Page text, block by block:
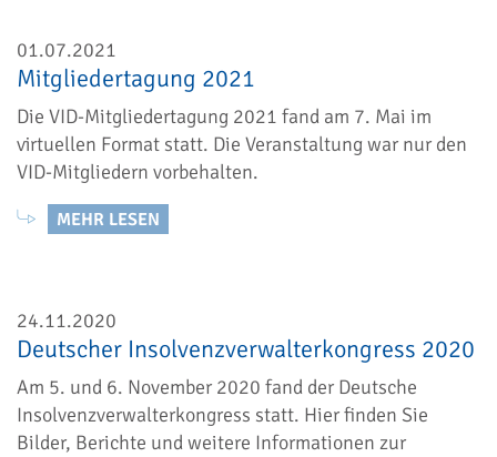
01.07.2021
Mitgliedertagung 2021
Die VID-Mitgliedertagung 2021 fand am 7. Mai im
virtuellen Format statt. Die Veranstaltung war nur den
VID-Mitgliedern vorbehalten.
MEHR LESEN
24.11.2020
Deutscher Insolvenzverwalterkongress 2020
Am 5. und 6. November 2020 fand der Deutsche
Insolvenzverwalterkongress statt. Hier finden Sie
Bilder, Berichte und weitere Informationen zur